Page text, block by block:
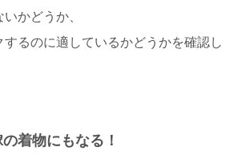
かどうか、
るのに適しているかどうかを確認し
着物にもなる！